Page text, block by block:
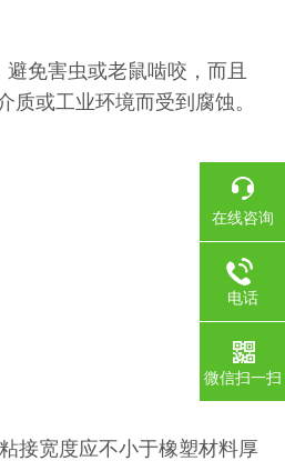
免害虫或老鼠啮咬，而且
或工业环境而受到腐蚀。
接宽度应不小于橡塑材料厚
在线咨询
电话
微信扫一扫